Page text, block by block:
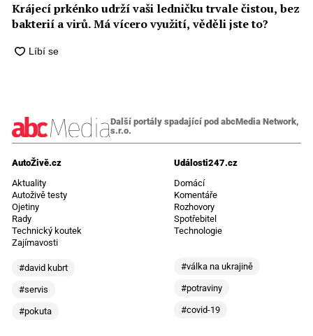
Krájecí prkénko udrží vaši ledničku trvale čistou, bez
bakterií a virů. Má vícero využití, věděli jste to?
Další portály spadající pod abcMedia Network,
s.r.o.
AutoŽivě.cz
Aktuality
Autoživě testy
Ojetiny
Rady
Technický koutek
Zajímavosti
#david kubrt
#servis
#pokuta
Události247.cz
Domácí
Komentáře
Rozhovory
Spotřebitel
Technologie
#válka na ukrajině
#potraviny
#covid-19